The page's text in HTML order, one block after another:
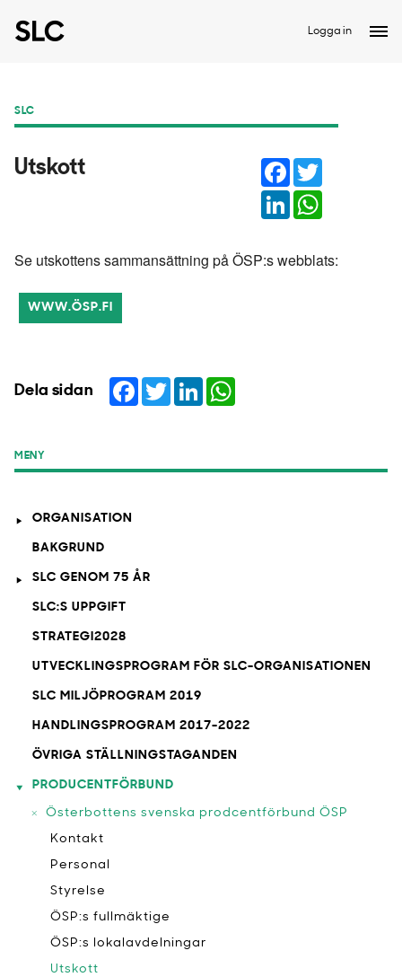
Logga in
SLC
Utskott Facebook
Twitter
LinkedInWhatsApp
Se utskottens sammansättning på ÖSP:s webblats:
WWW.ÖSP.FI
Dela sidan Facebook
TwitterLinkedIn
MENY
ORGANISATION
BAKGRUND
SLC GENOM 75 ÅR
SLC:S UPPGIFT
STRATEGI2028
UTVECKLINGSPROGRAM FÖR SLC-ORGANISATIONEN
SLC MILJÖPROGRAM 2019
HANDLINGSPROGRAM 2017-2022
ÖVRIGA STÄLLNINGSTAGANDEN
PRODUCENTFÖRBUND
Österbottens svenska prodcentförbund ÖSP
Kontakt
Personal
Styrelse
ÖSP:s fullmäktige
ÖSP:s lokalavdelningar
Utskott